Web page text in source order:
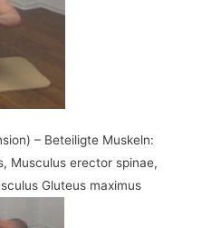
– Beteiligte Muskeln:
Musculus erector spinae,
Gluteus maximus